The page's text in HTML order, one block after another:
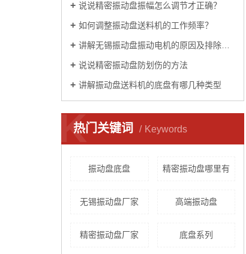
说说精密振动盘振幅怎么调节才正确？
如何调整振动盘送料机的工作频率？
讲解无锡振动盘振动电机的原因及排除方法
说说精密振动盘防划伤的方法
讲解振动盘送料机的底盘有哪几种类型
热门关键词 Keywords
K
振动盘底盘 精密振动盘哪里有
无锡振动盘厂家 高端振动盘
精密振动盘厂家 底盘系列